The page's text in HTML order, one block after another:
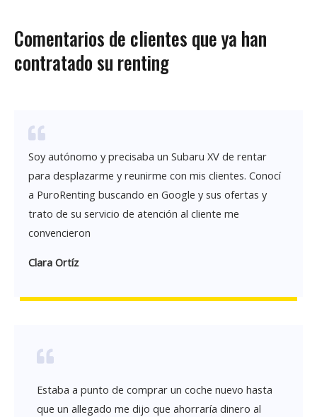
Comentarios de clientes que ya han
contratado su renting
Soy autónomo y precisaba un Subaru XV de rentar
para desplazarme y reunirme con mis clientes. Conocí
a PuroRenting buscando en Google y sus ofertas y
trato de su servicio de atención al cliente me
convencieron
Clara Ortíz
Estaba a punto de comprar un coche nuevo hasta
que un allegado me dijo que ahorraría dinero al